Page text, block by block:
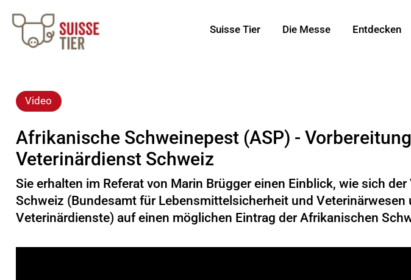
Suisse Tier Die Messe Entdecken
Video
Afrikanische Schweinepest (ASP) -
Veterinärdienst Schweiz
Sie erhalten im Referat von Marin Brügger einen Einblick, wie sich
Schweiz (Bundesamt für Lebensmittelsicherheit und Veterinärwesen
Veterinärdienste) auf einen möglichen Eintrag der Afrikanischen